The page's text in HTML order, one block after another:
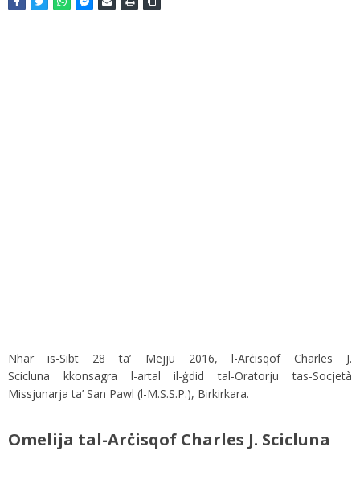
Nhar is-Sibt 28 ta’ Mejju 2016, l-Arċisqof Charles J.
Scicluna kkonsagra l-artal il-ġdid tal-Oratorju tas-Socjetà
Missjunarja ta’ San Pawl (l-M.S.S.P.), Birkirkara.
Omelija tal-Arċisqof Charles J. Scicluna